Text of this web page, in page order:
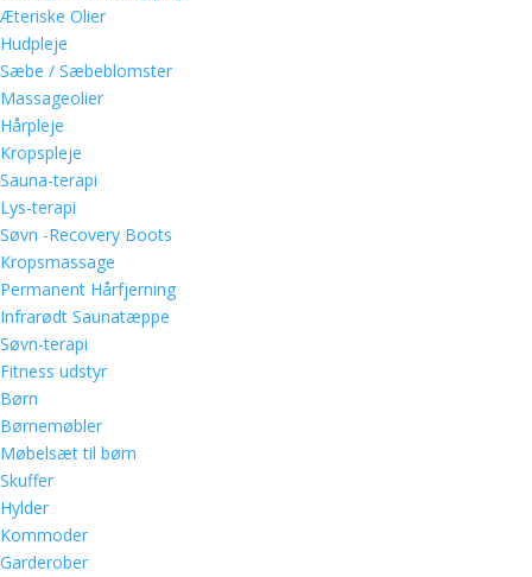
Æteriske Olier
Hudpleje
Sæbe / Sæbeblomster
Massageolier
Hårpleje
Kropspleje
Sauna-terapi
Lys-terapi
Søvn -Recovery Boots
Kropsmassage
Permanent Hårfjerning
Infrarødt Saunatæppe
Søvn-terapi
Fitness udstyr
Børn
Børnemøbler
Møbelsæt til børn
Skuffer
Hylder
Kommoder
Garderober